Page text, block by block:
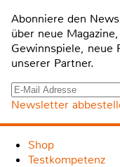
Abonniere den
über neue
Gewinnspiele, neue
unserer Partner.
Newsletter
Shop
Testkompetenz